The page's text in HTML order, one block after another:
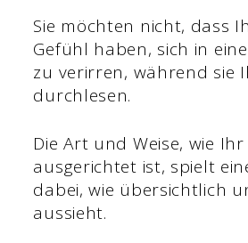
Sie möchten nicht, dass
Gefühl haben, sich in
zu verirren, während sie
durchlesen.
Die Art und Weise, wie Ihr
ausgerichtet ist, spielt
dabei, wie übersichtlich
aussieht.